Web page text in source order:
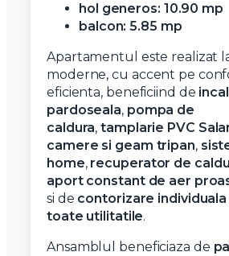
hol generos: 10.90 mp
balcon: 5.85 mp
Apartamentul este realizat
moderne, cu accent pe
eficienta, beneficiind de
pardoseala, pompa de
caldura,tamplarie PVC
camere si geam tripan,
home, recuperator de
aport constant de aer
si de contorizare
toate utilitatile.
Ansamblul beneficiaza de